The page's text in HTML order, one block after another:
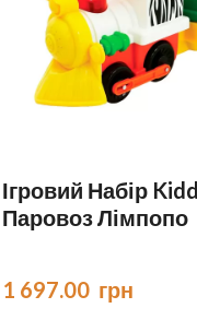
Ігровий Набір
Паровоз Лімпопо
1 697.00  грн